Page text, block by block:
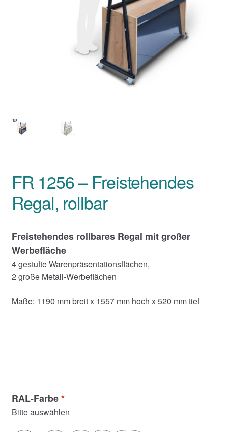
FR 1256 – Freistehendes
Regal, rollbar
Freistehendes rollbares Regal mit großer
Werbefläche
4 gestufte Warenpräsentationsflächen,
2 große Metall-Werbeflächen
Maße: 1190 mm breit x 1557 mm hoch x 520 mm tief
RAL-Farbe *
Bitte auswählen